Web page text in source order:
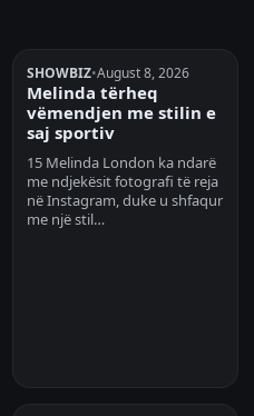
SHOWBIZ•August 8, 2026
Melinda tërheq
vëmendjen me stilin e
saj sportiv
15 Melinda London ka ndarë
me ndjekësit fotografi të reja
në Instagram, duke u shfaqur
me një stil…